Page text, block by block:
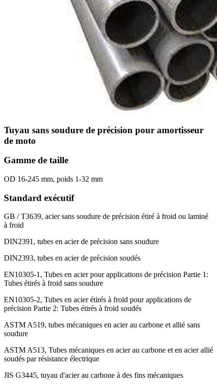
Tuyau sans soudure de précision pour amortisseur
de moto
Gamme de taille
OD 16-245 mm, poids 1-32 mm
Standard exécutif
GB / T3639, acier sans soudure de précision étiré à froid ou laminé
à froid
DIN2391, tubes en acier de précision sans soudure
DIN2393, tubes en acier de précision soudés
EN10305-1, Tubes en acier pour applications de précision Partie 1:
Tubes étirés à froid sans soudure
EN10305-2, Tubes en acier étirés à froid pour applications de
précision Partie 2: Tubes étirés à froid soudés
ASTM A519, tubes mécaniques en acier au carbone et allié sans
soudure
ASTM A513, Tubes mécaniques en acier au carbone et en acier allié
soudés par résistance électrique
JIS G3445, tuyau d'acier au carbone à des fins mécaniques